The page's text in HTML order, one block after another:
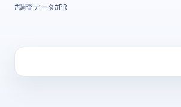
#調査データ#PR